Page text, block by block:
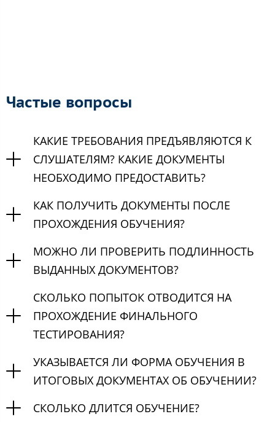
Частые вопросы
КАКИЕ ТРЕБОВАНИЯ ПРЕДЪЯВЛЯЮТСЯ К
СЛУШАТЕЛЯМ? КАКИЕ ДОКУМЕНТЫ
НЕОБХОДИМО ПРЕДОСТАВИТЬ?
КАК ПОЛУЧИТЬ ДОКУМЕНТЫ ПОСЛЕ
ПРОХОЖДЕНИЯ ОБУЧЕНИЯ?
МОЖНО ЛИ ПРОВЕРИТЬ ПОДЛИННОСТЬ
ВЫДАННЫХ ДОКУМЕНТОВ?
СКОЛЬКО ПОПЫТОК ОТВОДИТСЯ НА
ПРОХОЖДЕНИЕ ФИНАЛЬНОГО
ТЕСТИРОВАНИЯ?
УКАЗЫВАЕТСЯ ЛИ ФОРМА ОБУЧЕНИЯ В
ИТОГОВЫХ ДОКУМЕНТАХ ОБ ОБУЧЕНИИ?
СКОЛЬКО ДЛИТСЯ ОБУЧЕНИЕ?